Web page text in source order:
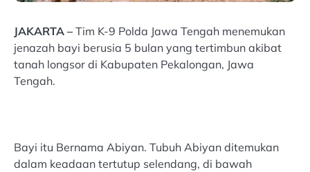
JAKARTA –Tim K-9 Polda Jawa Tengah menemukan
jenazah bayi berusia 5 bulan yang tertimbun akibat
tanah longsor di Kabupaten Pekalongan, Jawa
Tengah.
Bayi itu Bernama Abiyan. Tubuh Abiyan ditemukan
dalam keadaan tertutup selendang, di bawah